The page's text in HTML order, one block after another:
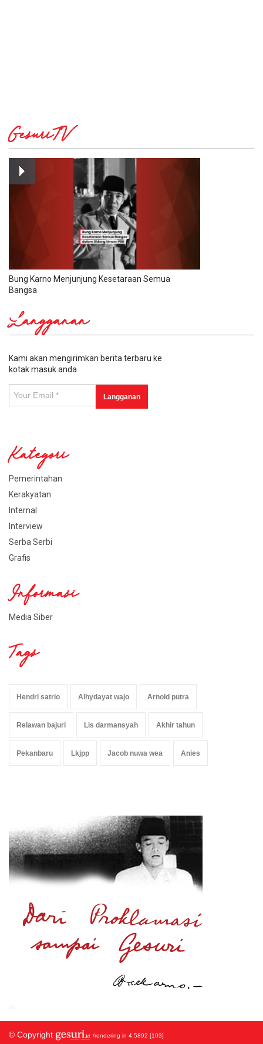
GesuriTV
Bung Karno Menjunjung Kesetaraan Semua
Bangsa
Langganan
Kami akan mengirimkan berita terbaru ke
kotak masuk anda
Kategori
Pemerintahan
Kerakyatan
Internal
Interview
Serba Serbi
Grafis
Informasi
Media Siber
Tags
Hendri satrio Alhydayat wajo Arnold putra
Relawan bajuri Lis darmansyah Akhir tahun
Pekanbaru Lkjpp Jacob nuwa wea Anies
© Copyright /rendering in 4.5892 [103]